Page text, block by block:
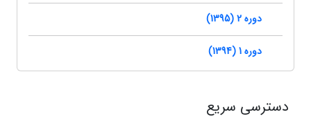
دوره 2 (1395)
دوره 1 (1394)
دسترسی سریع